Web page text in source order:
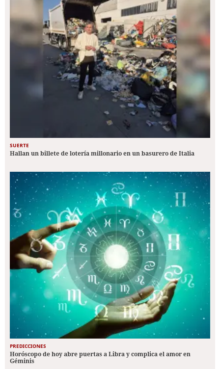
SUERTE
Hallan un billete de lotería millonario en un basurero de Italia
PREDICCIONES
Horóscopo de hoy abre puertas a Libra y complica el amor en
Géminis